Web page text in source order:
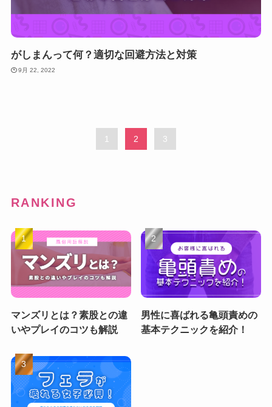
がしまんって何？適切な回避方法と対策
9月 22, 2022
1 2 3
RANKING
マンズリとは？素股との違
いやプレイのコツも解説
男性に喜ばれる亀頭責めの
基本テクニックを紹介！